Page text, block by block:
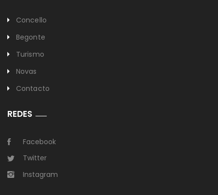
Concello
Begonte
Turismo
Novas
Contacto
REDES
Facebook
Twitter
Instagram